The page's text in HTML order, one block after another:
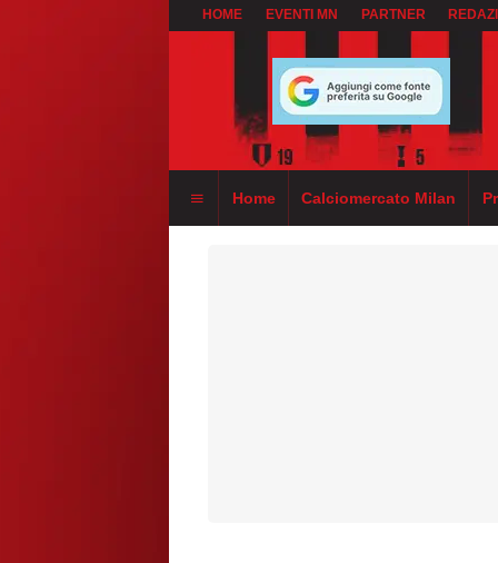
HOME EVENTI MN PARTNER
Home Calciomercato Milan